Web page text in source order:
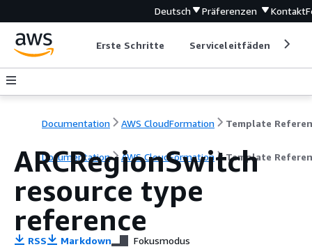
Deutsch Präferenzen Kontakt
Erste Schritte Serviceleitfäden
Documentation AWS CloudFormation Template
Documentation AWS CloudFormation Template
ARCRegionSwitch
resource type
reference
RSS Markdown Fokusmodus